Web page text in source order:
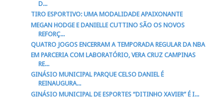
D...
TIRO ESPORTIVO: UMA MODALIDADE APAIXONANTE
MEGAN HODGE E DANIELLE CUTTINO SÃO OS NOVOS
REFORÇ...
QUATRO JOGOS ENCERRAM A TEMPORADA REGULAR DA NBA
EM PARCERIA COM LABORATÓRIO, VERA CRUZ CAMPINAS
RE...
GINÁSIO MUNICIPAL PARQUE CELSO DANIEL É
REINAUGURA...
GINÁSIO MUNICIPAL DE ESPORTES “DITINHO XAVIER” É I...